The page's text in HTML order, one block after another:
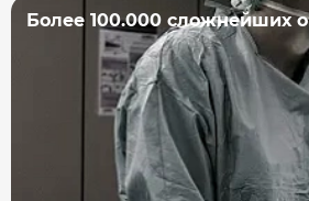
Более 100.000 сложнейших